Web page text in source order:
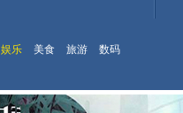
娱乐 美食 旅游
数码